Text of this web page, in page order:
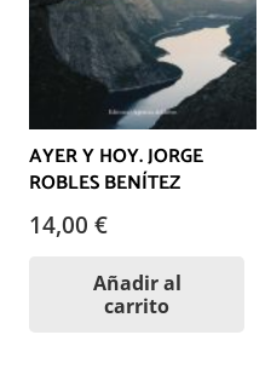
AYER Y HOY. JORGE
ROBLES BENÍTEZ
14,00 €
Añadir al
carrito